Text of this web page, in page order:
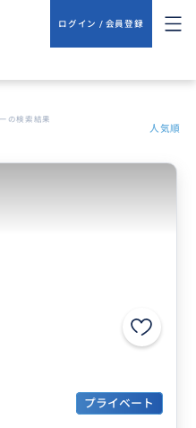
ログイン / 会員登録
の検索結果
人気順
プライベート